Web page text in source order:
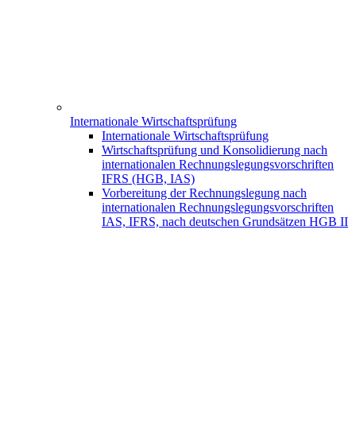
Internationale Wirtschaftsprüfung
Internationale Wirtschaftsprüfung
Wirtschaftsprüfung und Konsolidierung nach
internationalen Rechnungslegungsvorschriften
IFRS (HGB, IAS)
Vorbereitung der Rechnungslegung nach
internationalen Rechnungslegungsvorschriften
IAS, IFRS, nach deutschen Grundsätzen HGB II